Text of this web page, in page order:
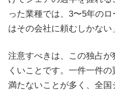
った業種では、3〜5年の
はその会社に頼むしかない
注意すべきは、この独占
くいことです。一件一件
満たないことが多く、全